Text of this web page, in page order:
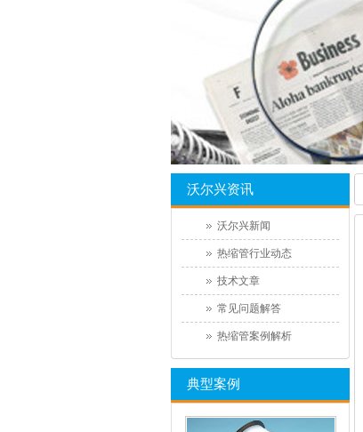
沃尔兴资讯
沃尔兴新闻
热缩管行业动态
技术文章
常见问题解答
热缩管案例解析
典型案例